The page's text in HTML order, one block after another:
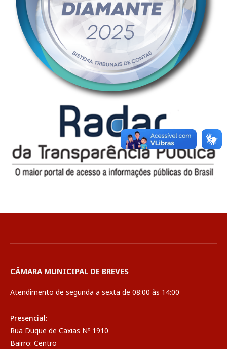
CÂMARA MUNICIPAL DE BREVES
Atendimento de segunda a sexta de 08:00 às 14:00
Presencial:
Rua Duque de Caxias Nº 1910
Bairro: Centro